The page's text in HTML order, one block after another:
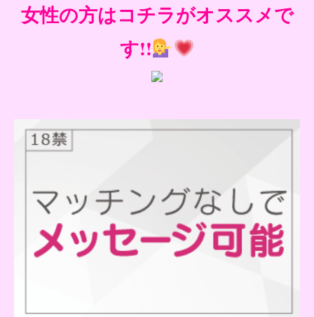
女性の方はコチラがオススメで
す!!